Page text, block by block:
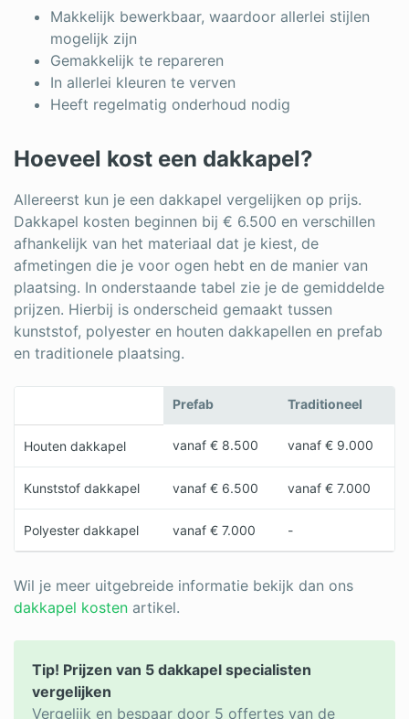
Makkelijk bewerkbaar, waardoor allerlei stijlen
mogelijk zijn
Gemakkelijk te repareren
In allerlei kleuren te verven
Heeft regelmatig onderhoud nodig
Hoeveel kost een dakkapel?
Allereerst kun je een dakkapel vergelijken op prijs.
Dakkapel kosten beginnen bij € 6.500 en verschillen
afhankelijk van het materiaal dat je kiest, de
afmetingen die je voor ogen hebt en de manier van
plaatsing. In onderstaande tabel zie je de gemiddelde
prijzen. Hierbij is onderscheid gemaakt tussen
kunststof, polyester en houten dakkapellen en prefab
en traditionele plaatsing.
Prefab Traditioneel
Houten dakkapel vanaf € 8.500 vanaf € 9.000
Kunststof dakkapel vanaf € 6.500 vanaf € 7.000
Polyester dakkapel vanaf € 7.000 -
Wil je meer uitgebreide informatie bekijk dan ons
dakkapel kosten artikel.
Tip! Prijzen van 5 dakkapel specialisten
vergelijken
Vergelijk en bespaar door 5 offertes van de